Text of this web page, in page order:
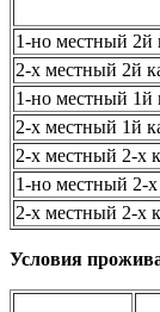
1-но местный 2й
2-х местный 2й
1-но местный 1й
2-х местный 1й
2-х местный 2-х
1-но местный 2-
2-х местный 2-х
Условия